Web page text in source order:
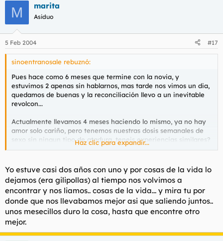
M marita
Asiduo
5 Feb 2004 #17
sinoentranosale rebuznó:
Pues hace como 6 meses que termine con la novia, y
estuvimos 2 apenas sin hablarnos, mas tarde nos vimos un dia,
quedamos de buenas y la reconciliación llevo a un inevitable
revolcon...
Actualmente llevamos 4 meses haciendo lo mismo, ya no hay
amor solo cariño, pero tenemos nuestras dosis semanales de
sexo sin ningun tipo de atadura, teneis experiencias similares?
o es un caso bastante peculiar?
Saludoss
Haz clic para expandir...
Yo estuve casi dos años con uno y por cosas de la vida lo
dejamos (era gilipollas) al tiempo nos volvimos a
encontrar y nos liamos.. cosas de la vida... y mira tu por
donde que nos llevabamos mejor asi que saliendo juntos..
unos mesecillos duro la cosa, hasta que encontre otro
mejor.